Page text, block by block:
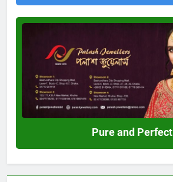
Pure and Perfect